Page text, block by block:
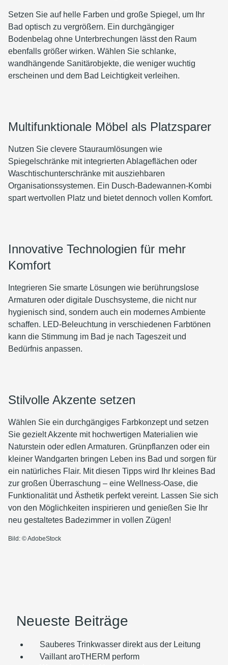
Setzen Sie auf helle Farben und große Spiegel, um Ihr
Bad optisch zu vergrößern. Ein durchgängiger
Bodenbelag ohne Unterbrechungen lässt den Raum
ebenfalls größer wirken. Wählen Sie schlanke,
wandhängende Sanitärobjekte, die weniger wuchtig
erscheinen und dem Bad Leichtigkeit verleihen.
Multifunktionale Möbel als Platzsparer
Nutzen Sie clevere Stauraumlösungen wie
Spiegelschränke mit integrierten Ablageflächen oder
Waschtischunterschränke mit ausziehbaren
Organisationssystemen. Ein Dusch-Badewannen-Kombi
spart wertvollen Platz und bietet dennoch vollen Komfort.
Innovative Technologien für mehr
Komfort
Integrieren Sie smarte Lösungen wie berührungslose
Armaturen oder digitale Duschsysteme, die nicht nur
hygienisch sind, sondern auch ein modernes Ambiente
schaffen. LED-Beleuchtung in verschiedenen Farbtönen
kann die Stimmung im Bad je nach Tageszeit und
Bedürfnis anpassen.
Stilvolle Akzente setzen
Wählen Sie ein durchgängiges Farbkonzept und setzen
Sie gezielt Akzente mit hochwertigen Materialien wie
Naturstein oder edlen Armaturen. Grünpflanzen oder ein
kleiner Wandgarten bringen Leben ins Bad und sorgen für
ein natürliches Flair. Mit diesen Tipps wird Ihr kleines Bad
zur großen Überraschung – eine Wellness-Oase, die
Funktionalität und Ästhetik perfekt vereint. Lassen Sie sich
von den Möglichkeiten inspirieren und genießen Sie Ihr
neu gestaltetes Badezimmer in vollen Zügen!
Bild: © AdobeStock
Neueste Beiträge
Sauberes Trinkwasser direkt aus der Leitung
Vaillant aroTHERM perform